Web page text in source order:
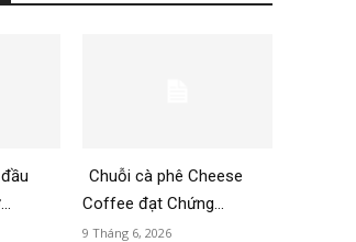
Chuỗi cà phê Cheese
Coffee đạt Chứng...
9 Tháng 6, 2026